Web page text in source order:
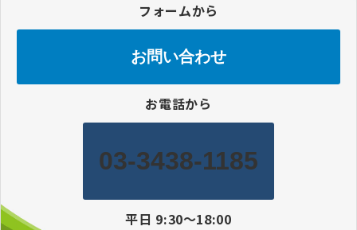
フォームから
お問い合わせ
お電話から
03-3438-1185
平日 9:30〜18:00